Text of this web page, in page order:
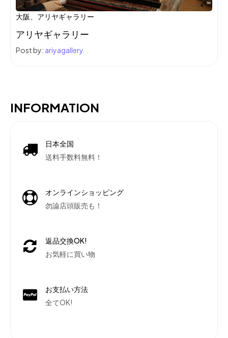
大阪、アリヤギャラリー
アリヤギャラリー
Post by: ariyagallery
INFORMATION
日本全国
送料手数料無料！
オンラインショッピング
勿論店頭販売も！
返品交換OK!
お気軽に買い物
お支払い方法
全てOK!